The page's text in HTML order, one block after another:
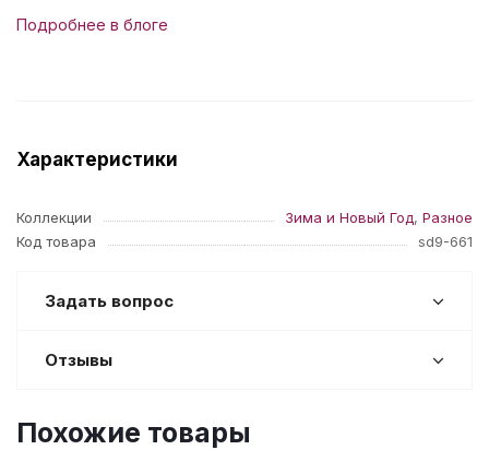
Подробнее в блоге
Характеристики
Коллекции Зима и Новый Год, Разное
Код товара
sd9-661
Задать вопрос
Отзывы
Похожие товары